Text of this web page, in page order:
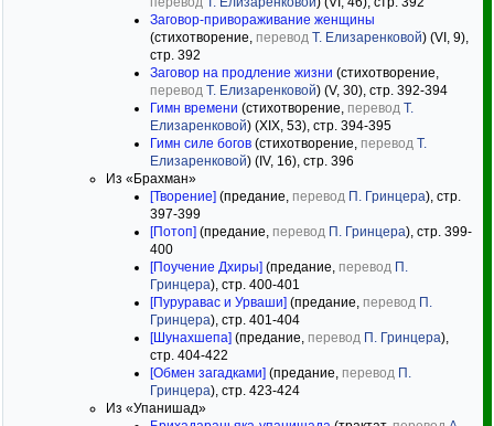
Заговор-привораживание женщины
(стихотворение, перевод Т. Елизаренковой) (VI, 9),
стр. 392
Заговор на продление жизни (стихотворение,
перевод Т. Елизаренковой) (V, 30), стр. 392-394
Гимн времени (стихотворение, перевод Т.
Елизаренковой) (XIX, 53), стр. 394-395
Гимн силе богов (стихотворение, перевод Т.
Елизаренковой) (IV, 16), стр. 396
Из «Брахман»
[Творение] (предание, перевод П. Гринцера), стр.
397-399
[Потоп] (предание, перевод П. Гринцера), стр. 399-
400
[Поучение Дхиры] (предание, перевод П.
Гринцера), стр. 400-401
[Пуруравас и Урваши] (предание, перевод П.
Гринцера), стр. 401-404
[Шунахшепа] (предание, перевод П. Гринцера),
стр. 404-422
[Обмен загадками] (предание, перевод П.
Гринцера), стр. 423-424
Из «Упанишад»